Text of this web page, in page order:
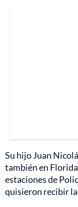
Su hijo Juan
también en
estaciones de
quisieron recibir